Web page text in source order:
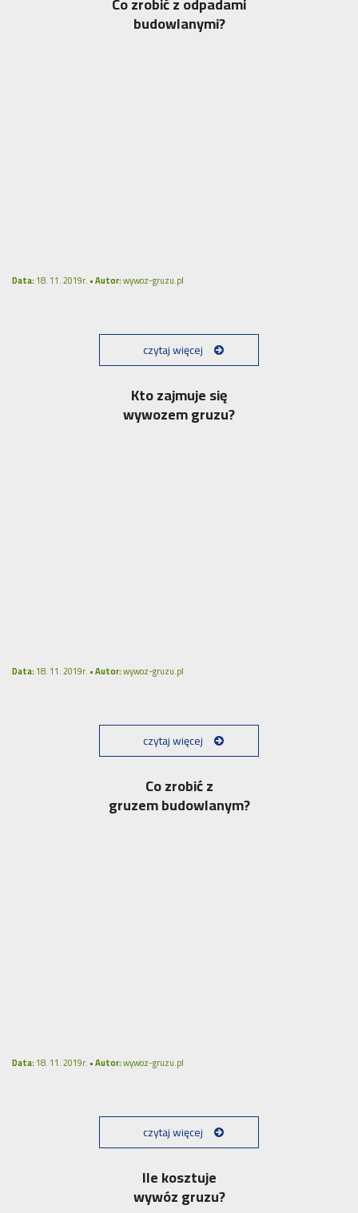
budowlanymi?
Data:18. 11. 2019r. •Autor:wywoz-gruzu.pl
czytaj więcej
Kto zajmuje się
wywozem gruzu?
Data:18. 11. 2019r. •Autor:wywoz-gruzu.pl
czytaj więcej
Co zrobić z
gruzem budowlanym?
Data:18. 11. 2019r. •Autor:wywoz-gruzu.pl
czytaj więcej
Ile kosztuje
wywóz gruzu?